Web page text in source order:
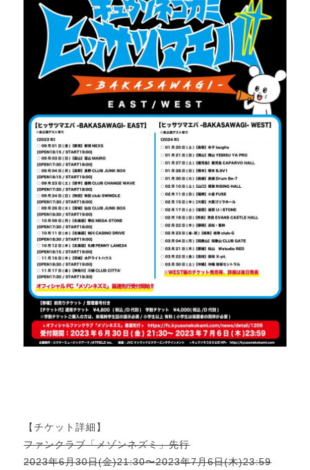
【チケット詳細】
ファンクラブ「メゾンネズミ」先行
2023年6月30日(金)21:30〜2023年7月6日(木)23:59